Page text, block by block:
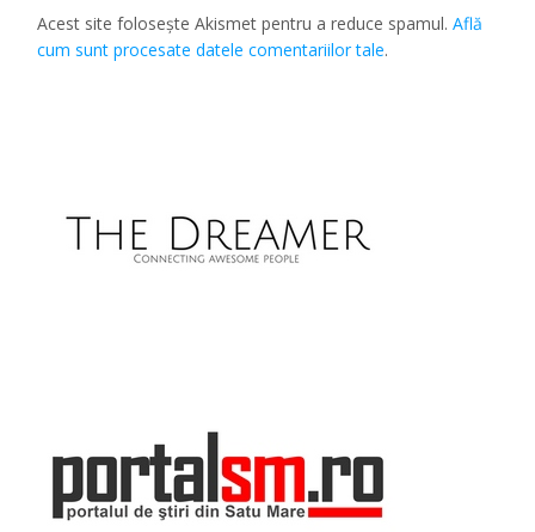
Acest site folosește Akismet pentru a reduce spamul.Află
cum sunt procesate datele comentariilor tale.